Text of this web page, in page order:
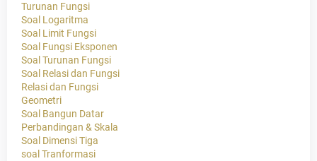
Turunan Fungsi
Soal Logaritma
Soal Limit Fungsi
Soal Fungsi Eksponen
Soal Turunan Fungsi
Soal Relasi dan Fungsi
Relasi dan Fungsi
Geometri
Soal Bangun Datar
Perbandingan & Skala
Soal Dimensi Tiga
soal Tranformasi